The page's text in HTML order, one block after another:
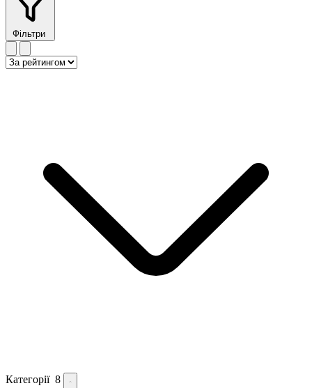
Фільтри
Категорії 8